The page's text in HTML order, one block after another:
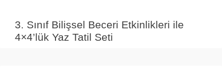
3. Sınıf Bilişsel Beceri Etkinlikleri ile
4×4’lük Yaz Tatil Seti